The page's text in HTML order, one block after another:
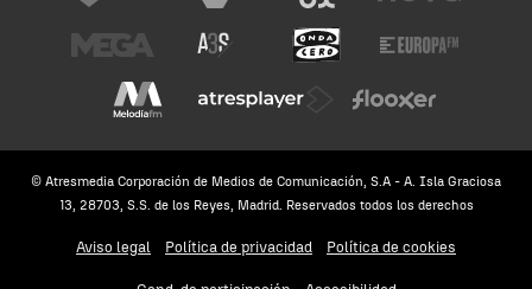
© Atresmedia Corporación de Medios de Comunicación, S.A - A. Isla Graciosa
13, 28703, S.S. de los Reyes, Madrid. Reservados todos los derechos
Aviso legal Política de privacidad Política de cookies